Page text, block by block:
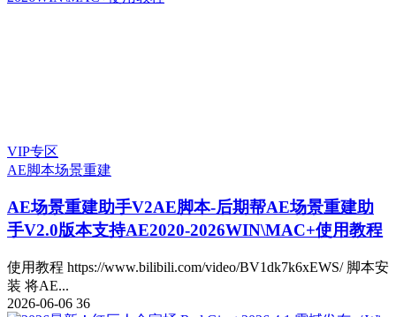
VIP专区
AE脚本场景重建
AE场景重建助手V2AE脚本-后期帮AE场景重建助
手V2.0版本支持AE2020-2026WIN\MAC+使用教程
使用教程 https://www.bilibili.com/video/BV1dk7k6xEWS/ 脚本安
装 将AE...
2026-06-06 36